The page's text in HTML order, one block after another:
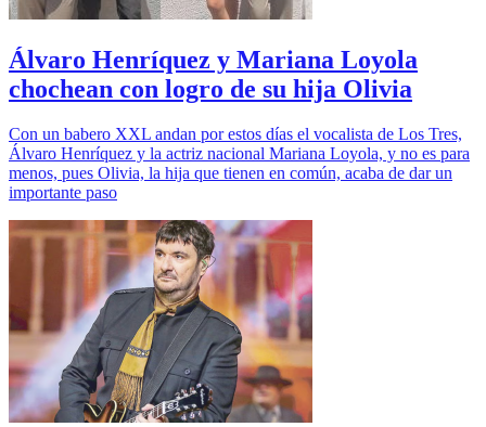
Álvaro Henríquez y Mariana Loyola
chochean con logro de su hija Olivia
Con un babero XXL andan por estos días el vocalista de Los Tres,
Álvaro Henríquez y la actriz nacional Mariana Loyola, y no es para
menos, pues Olivia, la hija que tienen en común, acaba de dar un
importante paso